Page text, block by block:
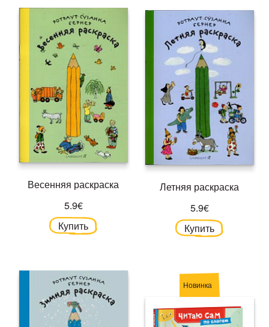
Весенняя раскраска
5.9€
Купить
Летняя раскраска
5.9€
Купить
Новинка